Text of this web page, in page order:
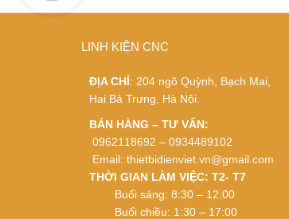
LINH KIỆN CNC
ĐỊA CHỈ: 204 ngõ Quỳnh, Bạch Mai,
Hai Bà Trưng, Hà Nội.
BÁN HÀNG – TƯ VẤN:
0962118692 – 0934489102
Email: thietbidienviet.vn@gmail.com
THỜI GIAN LÀM VIỆC: T2- T7
Buổi sáng: 8:30 – 12:00
Buổi chiều: 1:30 – 17:00